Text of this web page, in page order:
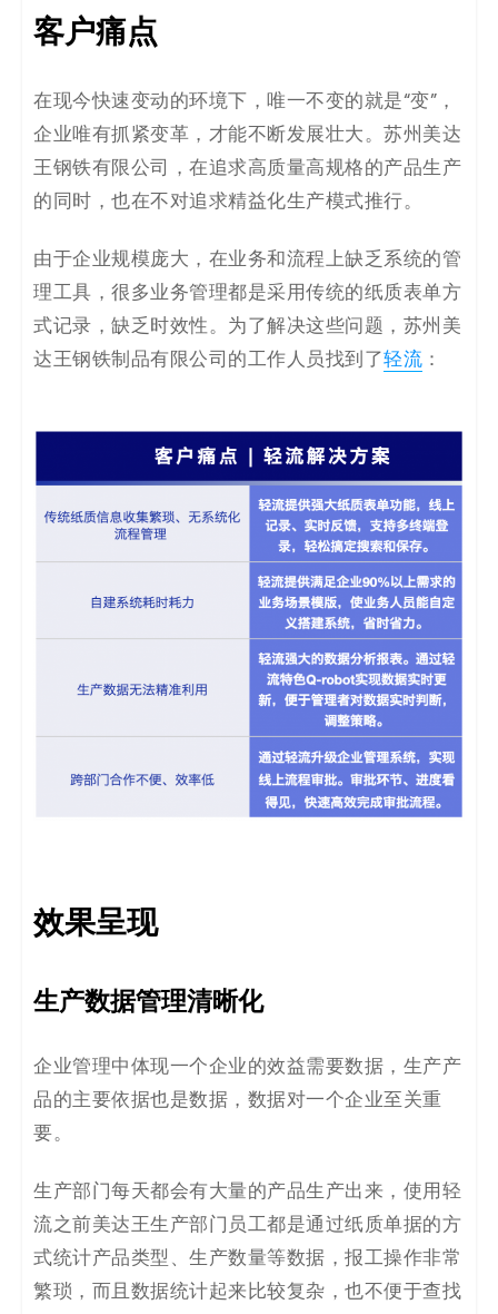
客户痛点
在现今快速变动的环境下，唯一不变的就是“变”，
企业唯有抓紧变革，才能不断发展壮大。 苏州美达
王钢铁有限公司，在追求高质量高规格的产品生产
的同时，也在不对追求精益化生产模式推行。
由于企业规模庞大，在业务和流程上缺乏系统的管
理工具，很多业务管理都是采用传统的纸质表单方
式记录，缺乏时效性。为了解决这些问题，苏州美
达王钢铁制品有限公司的工作人员找到了轻流 ：
效果呈现
生产数据管理清晰化
企业管理中体现一个企业的效益需要数据，生产产
品的主要依据也是数据，数据对一个企业至关重
要。
生产部门每天都会有大量的产品生产出来，使用轻
流之前美达王生产部门员工都是通过纸质单据的方
式统计产品类型、生产数量等数据，报工操作非常
繁琐，而且数据统计起来比较复杂，也不便于查找